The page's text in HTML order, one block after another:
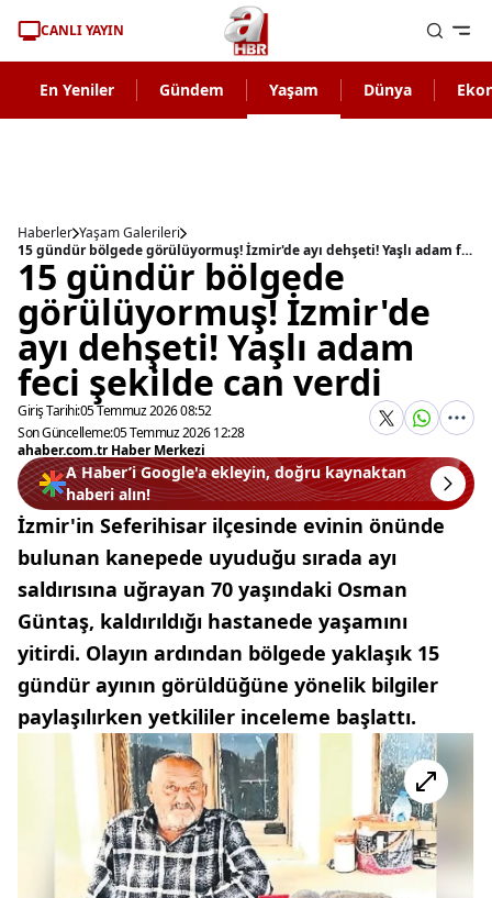
CANLI YAYIN
En Yeniler Gündem Yaşam Dünya
Haberler Yaşam Galerileri
15 gündür bölgede görülüyormuş! İzmir'de ayı dehşeti! Yaşlı adam feci şekilde can verdi
15 gündür bölgede
görülüyormuş! İzmir'de
ayı dehşeti! Yaşlı adam
feci şekilde can verdi
Giriş Tarihi:05 Temmuz 2026 08:52
Son Güncelleme:05 Temmuz 2026 12:28
ahaber.com.tr Haber Merkezi
A Haber’i Google'a ekleyin, doğru kaynaktan
haberi alın!
İzmir'in Seferihisar ilçesinde evinin önünde
bulunan kanepede uyuduğu sırada ayı
saldırısına uğrayan 70 yaşındaki Osman
Güntaş, kaldırıldığı hastanede yaşamını
yitirdi. Olayın ardından bölgede yaklaşık 15
gündür ayının görüldüğüne yönelik bilgiler
paylaşılırken yetkililer inceleme başlattı.